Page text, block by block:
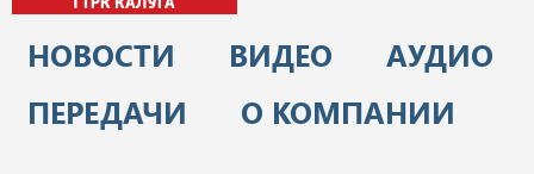
НОВОСТИ ВИДЕО
АУДИО
ПЕРЕДАЧИ
О КОМПАНИИ